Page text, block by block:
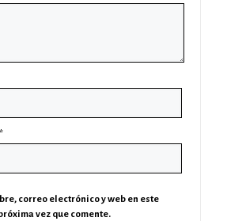
*
correo electrónico y web en este
vez que comente.